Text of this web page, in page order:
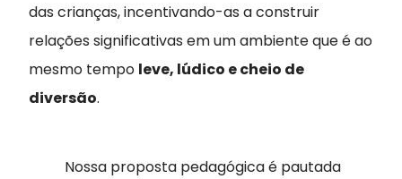
das crianças, incentivando-as a construir
relações significativas em um ambiente que é ao
mesmo tempo leve, lúdico e cheio de
diversão.
Nossa proposta pedagógica é pautada